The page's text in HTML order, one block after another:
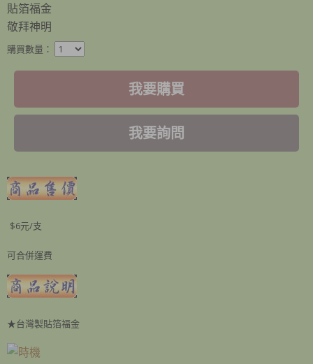
​貼箔福金
敬拜神明
購買數量：
我要購買
我要詢問
$6元/支
可合併運費
★台灣製貼箔福金